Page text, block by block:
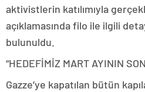
aktivistlerin katılımıyla
açıklamasında filo ile ilgili
bulunuldu.
“HEDEFİMİZ MART AYININ
Gazze’ye kapatılan bütün